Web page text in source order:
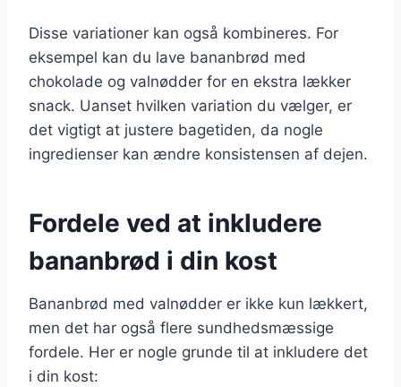
Disse variationer kan også kombineres. For
eksempel kan du lave bananbrød med
chokolade og valnødder for en ekstra lækker
snack. Uanset hvilken variation du vælger, er
det vigtigt at justere bagetiden, da nogle
ingredienser kan ændre konsistensen af dejen.
Fordele ved at inkludere
bananbrød i din kost
Bananbrød med valnødder er ikke kun lækkert,
men det har også flere sundhedsmæssige
fordele. Her er nogle grunde til at inkludere det
i din kost: